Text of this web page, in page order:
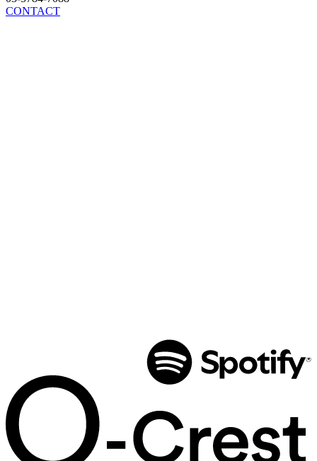
CONTACT